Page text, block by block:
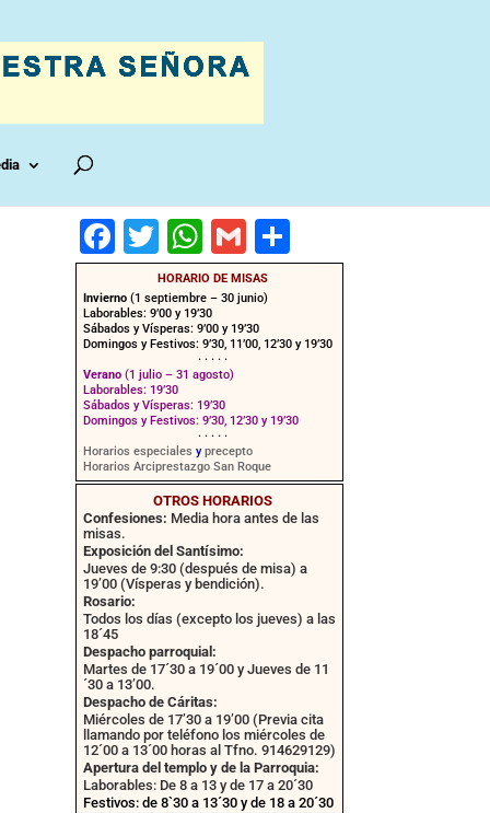
F
a
c
e
b
o
o
k
T
wi
tt
er
W
h
at
s
A
p
p
G
m
ai
l
o
p
tir
HORARIO DE MISAS
Invierno(1 septiembre – 30 junio)
Laborables: 9’00 y 19’30
Sábados y Vísperas: 9’00 y 19’30
Domingos y Festivos: 9’30, 11’00, 12’30 y 19’30
· · · · ·
Verano(1 julio – 31 agosto)
Laborables: 19’30
Sábados y Vísperas: 19’30
Domingos y Festivos: 9’30, 12’30 y 19’30
· · · · ·
Horarios especiales yprecepto
Horarios Arciprestazgo San Roque
OTROS HORARIOS
Confesiones: Media hora antes de las
misas.
Exposición del Santísimo:
Jueves de 9:30 (después de misa) a
19’00 (Vísperas y bendición).
Rosario:
Todos los días (excepto los jueves) a las
18´45
Despacho parroquial:
Martes de 17´30 a 19´00 y Jueves de 11
´30 a 13’00.
Despacho de Cáritas:
Miércoles de 17’30 a 19’00 (Previa cita
llamando por teléfono los miércoles de
12´00 a 13´00 horas al Tfno. 914629129)
Apertura del templo y de la Parroquia:
Laborables: De 8 a 13 y de 17 a 20´30
Festivos: de 8`30 a 13´30 y de 18 a 20´30